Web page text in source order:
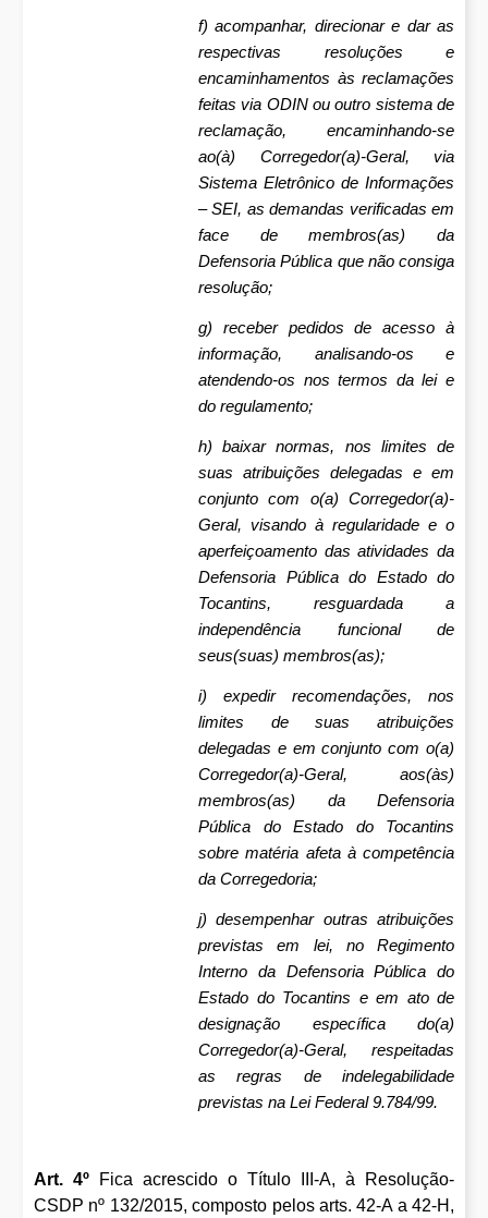
f) acompanhar, direcionar e dar as
respectivas resoluções e
encaminhamentos às reclamações
feitas via ODIN ou outro sistema de
reclamação, encaminhando-se
ao(à) Corregedor(a)-Geral, via
Sistema Eletrônico de Informações
– SEI, as demandas verificadas em
face de membros(as) da
Defensoria Pública que não consiga
resolução;
g) receber pedidos de acesso à
informação, analisando-os e
atendendo-os nos termos da lei e
do regulamento;
h) baixar normas, nos limites de
suas atribuições delegadas e em
conjunto com o(a) Corregedor(a)-
Geral, visando à regularidade e o
aperfeiçoamento das atividades da
Defensoria Pública do Estado do
Tocantins, resguardada a
independência funcional de
seus(suas) membros(as);
i) expedir recomendações, nos
limites de suas atribuições
delegadas e em conjunto com o(a)
Corregedor(a)-Geral, aos(às)
membros(as) da Defensoria
Pública do Estado do Tocantins
sobre matéria afeta à competência
da Corregedoria;
j) desempenhar outras atribuições
previstas em lei, no Regimento
Interno da Defensoria Pública do
Estado do Tocantins e em ato de
designação específica do(a)
Corregedor(a)-Geral, respeitadas
as regras de indelegabilidade
previstas na Lei Federal 9.784/99.
Art. 4º Fica acrescido o Título III-A, à Resolução-
CSDP nº 132/2015, composto pelos arts. 42-A a 42-H,